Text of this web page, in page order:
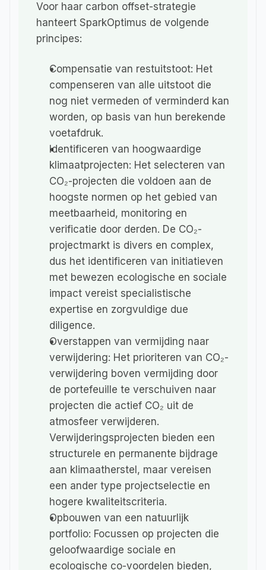
Voor haar carbon offset-strategie
hanteert SparkOptimus de volgende
principes:
Compensatie van restuitstoot: Het
compenseren van alle uitstoot die
nog niet vermeden of verminderd kan
worden, op basis van hun berekende
voetafdruk.
Identificeren van hoogwaardige
klimaatprojecten: Het selecteren van
CO₂-projecten die voldoen aan de
hoogste normen op het gebied van
meetbaarheid, monitoring en
verificatie door derden. De CO₂-
projectmarkt is divers en complex,
dus het identificeren van initiatieven
met bewezen ecologische en sociale
impact vereist specialistische
expertise en zorgvuldige due
diligence.
Overstappen van vermijding naar
verwijdering: Het prioriteren van CO₂-
verwijdering boven vermijding door
de portefeuille te verschuiven naar
projecten die actief CO₂ uit de
atmosfeer verwijderen.
Verwijderingsprojecten bieden een
structurele en permanente bijdrage
aan klimaatherstel, maar vereisen
een ander type projectselectie en
hogere kwaliteitscriteria.
Opbouwen van een natuurlijk
portfolio: Focussen op projecten die
geloofwaardige sociale en
ecologische co-voordelen bieden,